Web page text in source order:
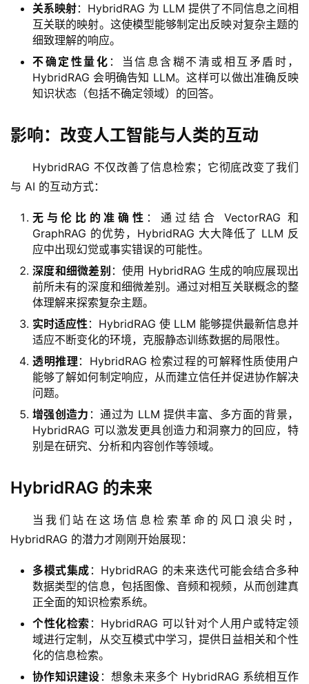
关系映射：HybridRAG 为 LLM 提供了不同信息之间相
互关联的映射。这使模型能够制定出反映对复杂主题的
细致理解的响应。
不确定性量化 ：当信息含糊不清或相互矛盾时，
HybridRAG 会明确告知 LLM。这样可以做出准确反映
知识状态（包括不确定领域）的回答。
影响：改变人工智能与人类的互动
HybridRAG 不仅改善了信息检索；它彻底改变了我们
与 AI 的互动方式：
无与伦比的准确性 ：通过结合 VectorRAG 和
GraphRAG 的优势，HybridRAG 大大降低了 LLM 反
应中出现幻觉或事实错误的可能性。
深度和细微差别 ：使用 HybridRAG 生成的响应展现出
前所未有的深度和细微差别。通过对相互关联概念的整
体理解来探索复杂主题。
实时适应性 ：HybridRAG 使 LLM 能够提供最新信息并
适应不断变化的环境，克服静态训练数据的局限性。
透明推理 ：HybridRAG 检索过程的可解释性质使用户
能够了解如何制定响应，从而建立信任并促进协作解决
问题。
增强创造力 ：通过为 LLM 提供丰富、多方面的背景，
HybridRAG 可以激发更具创造力和洞察力的回应，特
别是在研究、分析和内容创作等领域。
HybridRAG 的未来
当我们站在这场信息检索革命的风口浪尖时，
HybridRAG 的潜力才刚刚开始展现：
多模式集成 ：HybridRAG 的未来迭代可能会结合多种
数据类型的信息，包括图像、音频和视频，从而创建真
正全面的知识检索系统。
个性化检索 ：HybridRAG 可以针对个人用户或特定领
域进行定制，从交互模式中学习，提供日益相关和个性
化的信息检索。
协作知识建设 ：想象未来多个 HybridRAG 系统相互作